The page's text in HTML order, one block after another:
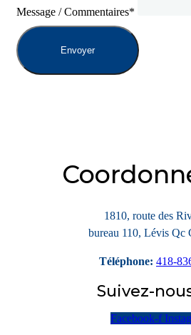
Message / Commentaires*
Envoyer
1810, route des
bureau 110, Lévis Qc
Téléphone: 418-
Suivez-
Facebook-f